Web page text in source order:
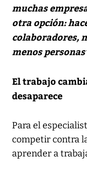
muchas
otra opción:
colaboradores,
menos
El trabajo
desaparece
Para el
competir contra
aprender a